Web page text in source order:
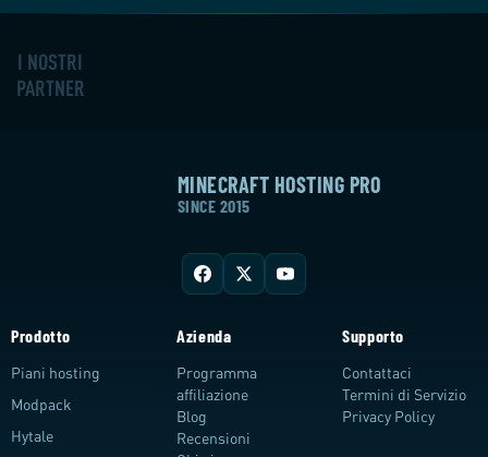
I NOSTRI
PARTNER
MINECRAFT HOSTING PRO
SINCE 2015
Prodotto
Piani hosting
Modpack
Hytale
Azienda
Programma
affiliazione
Blog
Recensioni
Supporto
Contattaci
Termini di Servizio
Privacy Policy